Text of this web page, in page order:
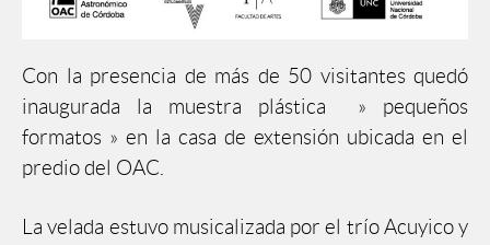
Con la presencia de más de 50 visitantes quedó
inaugurada la muestra plástica » pequeños
formatos » en la casa de extensión ubicada en el
predio del OAC.
La velada estuvo musicalizada por el trío Acuyico y